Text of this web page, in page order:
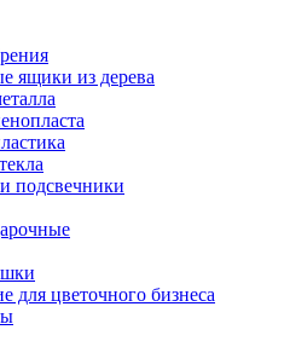
ящики из дерева
подсвечники
для цветочного бизнеса